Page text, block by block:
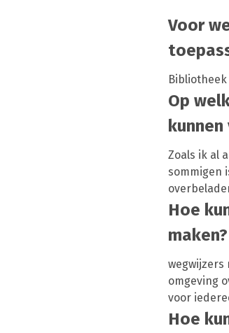
Voor
Op
kunnen
Zoals ik al
sommigen
Hoe
maken?
wegwijzers
omgeving
voor
Hoe